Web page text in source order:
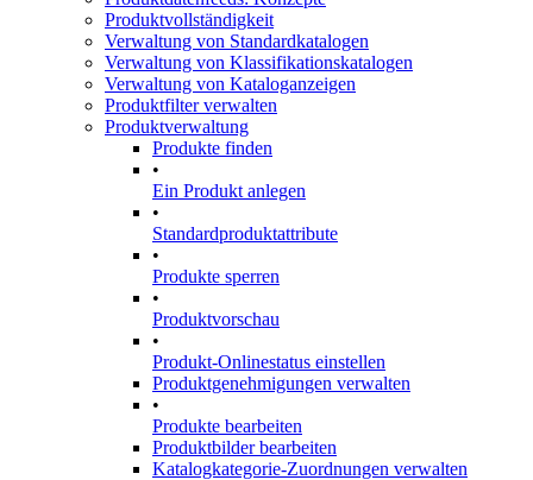
Produktvollständigkeit
Verwaltung von Standardkatalogen
Verwaltung von Klassifikationskatalogen
Verwaltung von Kataloganzeigen
Produktfilter verwalten
Produktverwaltung
Produkte finden
•
Ein Produkt anlegen
•
Standardproduktattribute
•
Produkte sperren
•
Produktvorschau
•
Produkt-Onlinestatus einstellen
Produktgenehmigungen verwalten
•
Produkte bearbeiten
Produktbilder bearbeiten
Katalogkategorie-Zuordnungen verwalten